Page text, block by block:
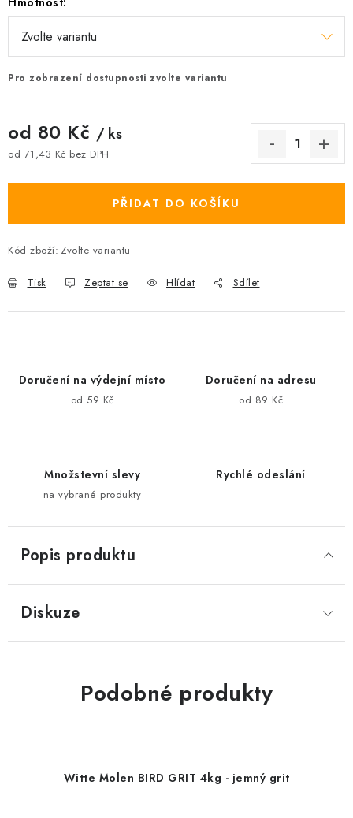
Pro zobrazení dostupnosti zvolte variantu
od 80 Kč / ks
od 71,43 Kč bez DPH
PŘIDAT DO KOŠÍKU
Kód zboží: Zvolte variantu
Tisk Zeptat se Hlídat Sdílet
Doručení na výdejní místo
od 59 Kč
Doručení na adresu
od 89 Kč
Množstevní slevy
na vybrané produkty
Rychlé odeslání
Popis produktu
Diskuze
Podobné produkty
Witte Molen BIRD GRIT 4kg - jemný grit